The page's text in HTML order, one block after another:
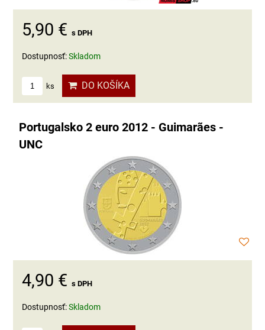
5,90 € s DPH
Dostupnosť:Skladom
ks DO KOŠÍKA
Portugalsko 2 euro 2012 - Guimarães -
UNC
4,90 € s DPH
Dostupnosť:Skladom